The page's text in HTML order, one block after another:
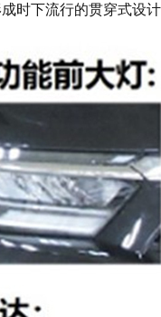
时下流行的贯穿式设